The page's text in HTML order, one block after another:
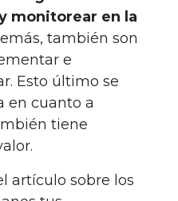
monitorear en la
también son
e
Esto último se
en cuanto a
tiene
artículo sobre los